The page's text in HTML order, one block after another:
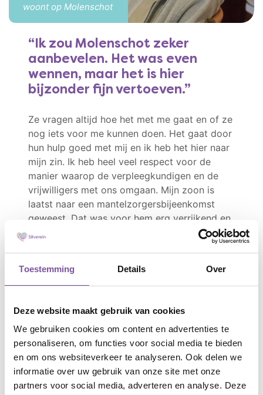
Toestemming Details Over
Deze website maakt gebruik van cookies
We gebruiken cookies om content en advertenties te
personaliseren, om functies voor social media te bieden
en om ons websiteverkeer te analyseren. Ook delen we
informatie over uw gebruik van onze site met onze
partners voor social media, adverteren en analyse. Deze
woont op Molenschot
Ik zou Molenschot zeker
aanbevelen. Het was even
wennen, maar het is hier
bijzonder fijn vertoeven.
Ze vragen altijd hoe het met me gaat en of ze
nog iets voor me kunnen doen. Het gaat door
hun hulp goed met mij en ik heb het hier naar
mijn zin. Ik heb heel veel respect voor de
manier waarop de verpleegkundigen en de
vrijwilligers met ons omgaan. Mijn zoon is
laatst naar een mantelzorgersbijeenkomst
geweest. Dat was voor hem erg verrijkend en
hij ontmoette ook andere mantelzorgers.
Klant Contact Centrum
Heeft u een vraag voor Silverein? Ons centrale
Klant Contact Centrum staat voor u klaar om u te
helpen of door te verbinden met de juiste afdeling.